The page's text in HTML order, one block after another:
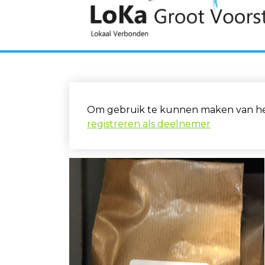
Om gebruik te kunnen maken van
registreren als deelnemer